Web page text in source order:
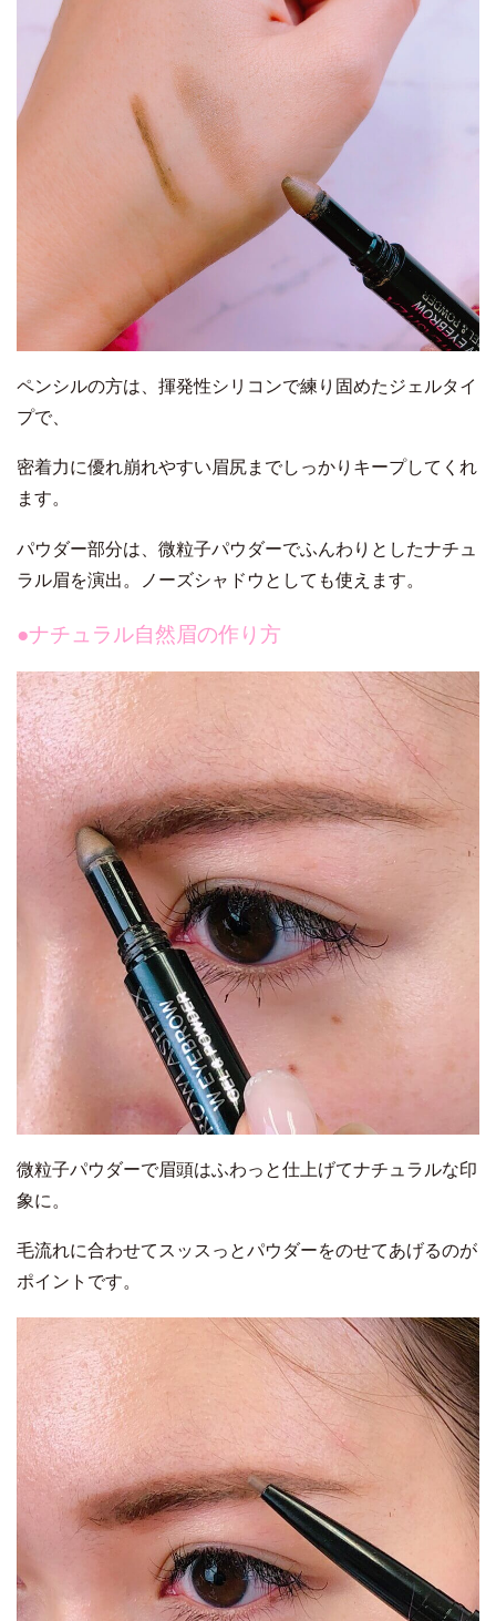
ペンシルの方は、揮発性シリコンで練り固めたジェルタイ
プで、
密着力に優れ崩れやすい眉尻までしっかりキープしてくれ
ます。
パウダー部分は、微粒子パウダーでふんわりとしたナチュ
ラル眉を演出。ノーズシャドウとしても使えます。
●ナチュラル自然眉の作り方
微粒子パウダーで眉頭はふわっと仕上げてナチュラルな印
象に。
毛流れに合わせてスッスっとパウダーをのせてあげるのが
ポイントです。